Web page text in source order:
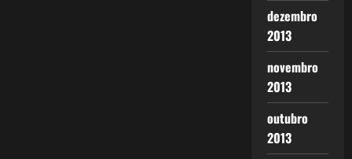
dezembro
2013
novembro
2013
outubro
2013